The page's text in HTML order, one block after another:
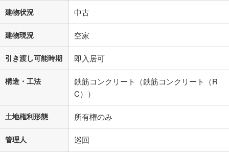
建物状況 中古
建物現況 空家
引き渡し可能時期 即入居可
構造・工法
鉄筋コンクリート（鉄筋コンクリート（R
C））
土地権利形態 所有権のみ
管理人 巡回